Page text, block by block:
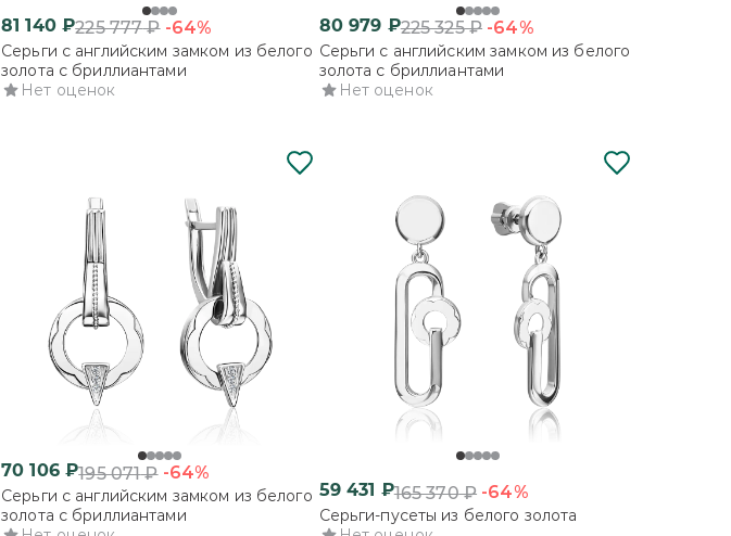
81 140₽225 777₽ -64%
Серьги с английским замком из белого
золота с бриллиантами
Нет оценок
80 979 ₽225 325₽ -64%
Серьги с английским замком из белого
золота с бриллиантами
Нет оценок
70 106₽195 071₽ -64%
Серьги с английским замком из белого
золота с бриллиантами
59 431 ₽165 370₽ -64%
Серьги-пусеты из белого золота